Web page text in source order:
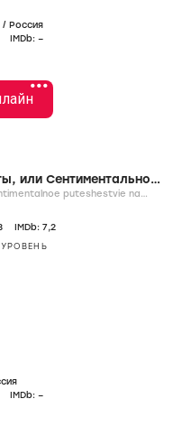
/ Россия
IMDb: –
•••
или Сентиментальное
puteshestvie na
IMDb: 7,2
IMDb: –